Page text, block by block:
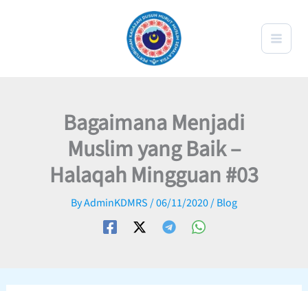
Bagaimana Menjadi
Muslim yang Baik –
Halaqah Mingguan #03
ByAdminKDMRS/06/11/2020/Blog